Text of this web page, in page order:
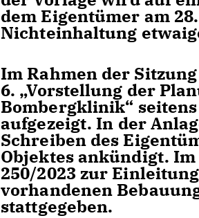
dem Eigentümer am
Nichteinhaltung
Im Rahmen der
6. „Vorstellung der
Bombergklinik“
aufgezeigt. In der
Schreiben des
Objektes ankündigt.
250/2023 zur
vorhandenen
stattgegeben.